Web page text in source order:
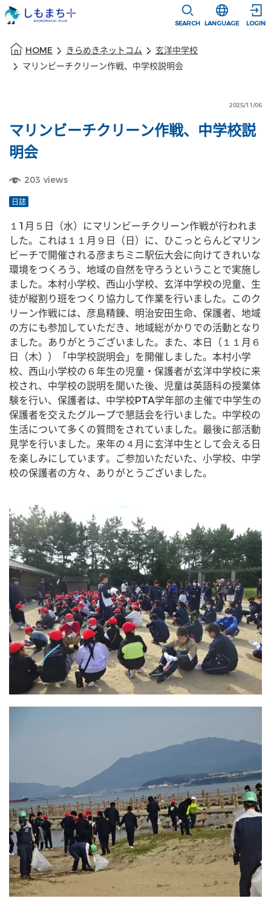
SEARCH
選択すると言
LANGUAGE LOGIN
HOME きらめきネットコム
玄洋中学校
マリンビーチクリーン作戦、中学校説明会
2025/11/06
マリンビーチクリーン作戦、中学校説
明会
203 views
日誌
１1月５日（水）にマリンビーチクリーン作戦が行われま
した。これは１１月９日（日）に、ひこっとらんどマリン
ビーチで開催される彦まちミニ駅伝大会に向けてきれいな
環境をつくろう、地域の自然を守ろうということで実施し
ました。本村小学校、西山小学校、玄洋中学校の児童、生
徒が縦割り班をつくり協力して作業を行いました。このク
リーン作戦には、彦島精錬、明治安田生命、保護者、地域
の方にも参加していただき、地域総がかりでの活動となり
ました。ありがとうございました。また、本日（１１月６
日（木））「中学校説明会」を開催しました。本村小学
校、西山小学校の６年生の児童・保護者が玄洋中学校に来
校され、中学校の説明を聞いた後、児童は英語科の授業体
験を行い、保護者は、中学校PTA学年部の主催で中学生の
保護者を交えたグループで懇話会を行いました。中学校の
生活について多くの質問をされていました。最後に部活動
見学を行いました。来年の４月に玄洋中生として会える日
を楽しみにしています。ご参加いただいた、小学校、中学
校の保護者の方々、ありがとうございました。